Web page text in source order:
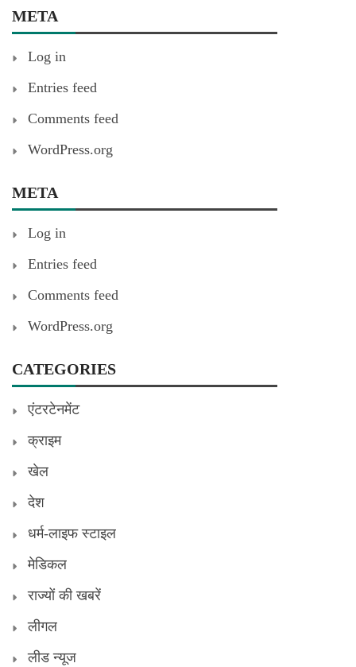
META
Log in
Entries feed
Comments feed
WordPress.org
META
Log in
Entries feed
Comments feed
WordPress.org
CATEGORIES
एंटरटेनमेंट
क्राइम
खेल
देश
धर्म-लाइफ स्टाइल
मेडिकल
राज्यों की खबरें
लीगल
लीड न्यूज